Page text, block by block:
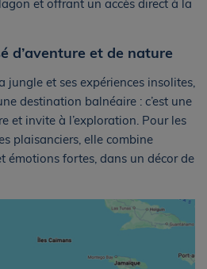
et offrant un accès direct à la
d’aventure et de nature
jungle et ses expériences insolites,
destination balnéaire : c’est une
et invite à l’exploration. Pour les
plaisanciers, elle combine
émotions fortes, dans un décor de